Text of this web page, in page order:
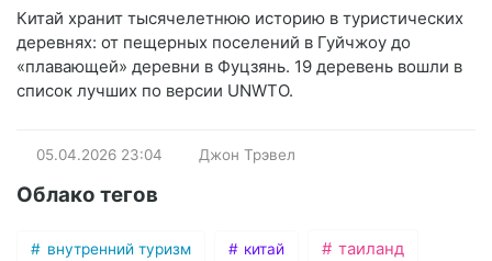
Китай хранит тысячелетнюю историю в туристических
деревнях: от пещерных поселений в Гуйчжоу до
«плавающей» деревни в Фуцзянь. 19 деревень вошли в
список лучших по версии UNWTO.
05.04.2026 23:04 Джон Трэвел
Облако тегов
внутренний туризм китай таиланд